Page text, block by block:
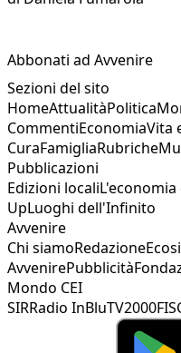
Abbonati ad Avvenire
Sezioni del sito
HomeAttualitàPolitica
CommentiEconomiaVita
CuraFamigliaRubriche
Pubblicazioni
Edizioni localiL'economia
UpLuoghi dell'Infinito
Avvenire
Chi siamoRedazione
AvvenirePubblicità
Mondo CEI
SIRRadio InBluTV2000